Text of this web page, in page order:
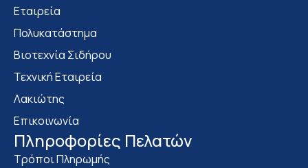
Εταιρεία
Πολυκατάστημα
Bιοτεχνία Σιδήρου
Τεχνική Εταιρεία
Λακιώτης
Επικοινωνία
Πληροφορίες Πελατών
Τρόποι Πληρωμής